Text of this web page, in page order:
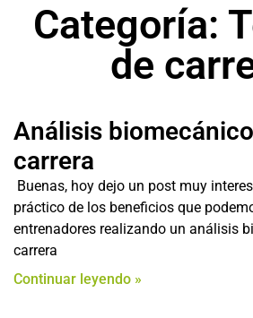
Categoría:
de
Análisis
carrera
Buenas, hoy dejo un post muy
práctico de los beneficios que
entrenadores realizando un análisis
carrera
Continuar leyendo »